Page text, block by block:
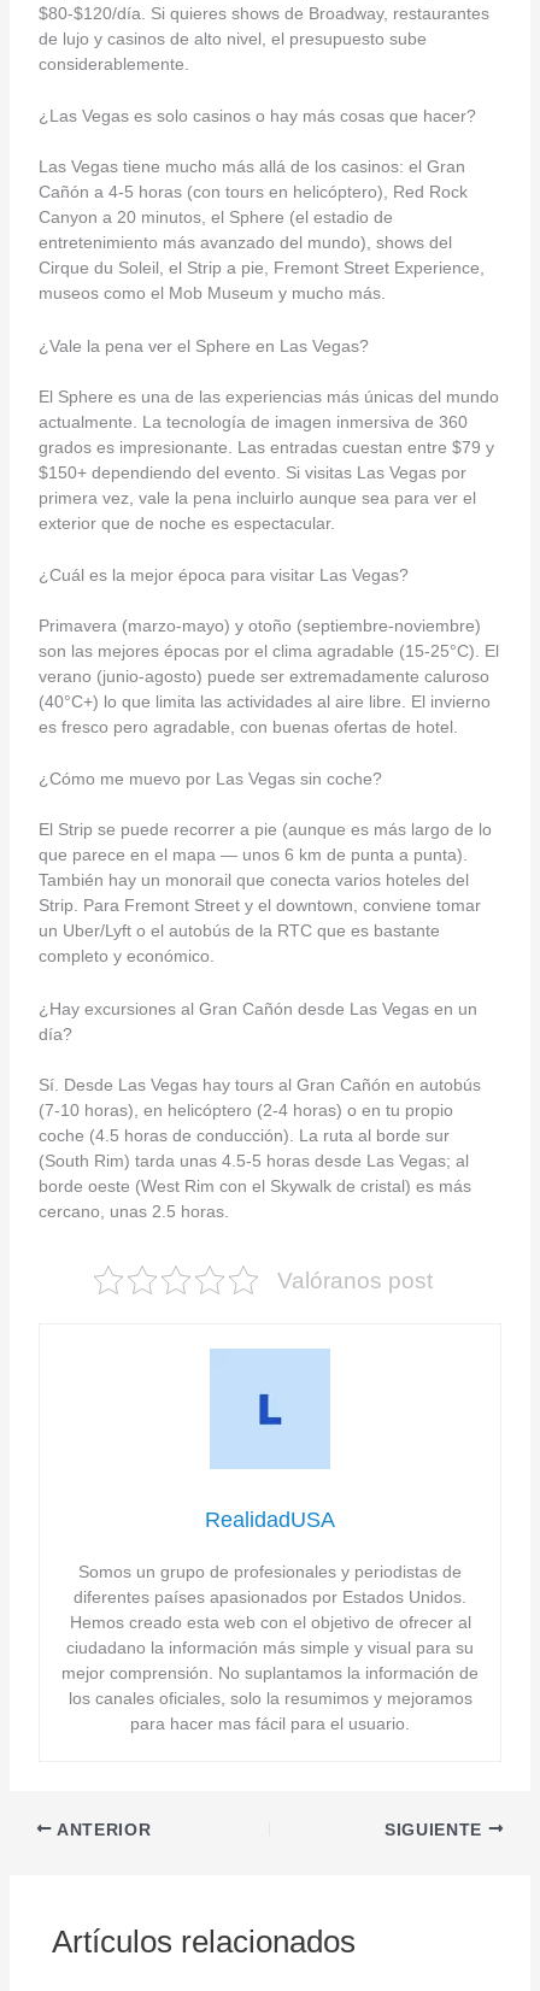
$80-$120/día. Si quieres shows de Broadway, restaurantes
de lujo y casinos de alto nivel, el presupuesto sube
considerablemente.
¿Las Vegas es solo casinos o hay más cosas que hacer?
Las Vegas tiene mucho más allá de los casinos: el Gran
Cañón a 4-5 horas (con tours en helicóptero), Red Rock
Canyon a 20 minutos, el Sphere (el estadio de
entretenimiento más avanzado del mundo), shows del
Cirque du Soleil, el Strip a pie, Fremont Street Experience,
museos como el Mob Museum y mucho más.
¿Vale la pena ver el Sphere en Las Vegas?
El Sphere es una de las experiencias más únicas del mundo
actualmente. La tecnología de imagen inmersiva de 360
grados es impresionante. Las entradas cuestan entre $79 y
$150+ dependiendo del evento. Si visitas Las Vegas por
primera vez, vale la pena incluirlo aunque sea para ver el
exterior que de noche es espectacular.
¿Cuál es la mejor época para visitar Las Vegas?
Primavera (marzo-mayo) y otoño (septiembre-noviembre)
son las mejores épocas por el clima agradable (15-25°C). El
verano (junio-agosto) puede ser extremadamente caluroso
(40°C+) lo que limita las actividades al aire libre. El invierno
es fresco pero agradable, con buenas ofertas de hotel.
¿Cómo me muevo por Las Vegas sin coche?
El Strip se puede recorrer a pie (aunque es más largo de lo
que parece en el mapa — unos 6 km de punta a punta).
También hay un monorail que conecta varios hoteles del
Strip. Para Fremont Street y el downtown, conviene tomar
un Uber/Lyft o el autobús de la RTC que es bastante
completo y económico.
¿Hay excursiones al Gran Cañón desde Las Vegas en un
día?
Sí. Desde Las Vegas hay tours al Gran Cañón en autobús
(7-10 horas), en helicóptero (2-4 horas) o en tu propio
coche (4.5 horas de conducción). La ruta al borde sur
(South Rim) tarda unas 4.5-5 horas desde Las Vegas; al
borde oeste (West Rim con el Skywalk de cristal) es más
cercano, unas 2.5 horas.
Valóranos post
RealidadUSA
Somos un grupo de profesionales y periodistas de
diferentes países apasionados por Estados Unidos.
Hemos creado esta web con el objetivo de ofrecer al
ciudadano la información más simple y visual para su
mejor comprensión. No suplantamos la información de
los canales oficiales, solo la resumimos y mejoramos
para hacer mas fácil para el usuario.
ANTERIOR SIGUIENTE
Artículos relacionados